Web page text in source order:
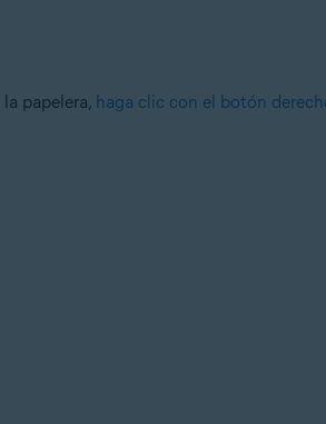
papelera, haga clic con el botón